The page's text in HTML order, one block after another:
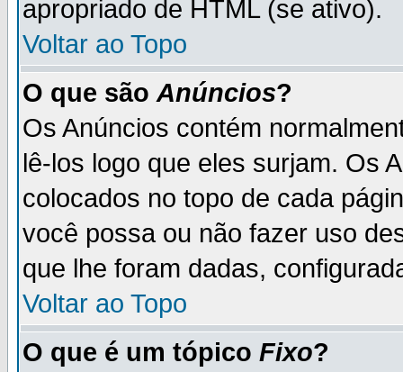
apropriado de HTML (se ativo).
Voltar ao Topo
O que são Anúncios?
Os Anúncios contém
lê-los logo que eles surjam. Os
colocados no topo de cada
você possa ou não fazer uso
que lhe foram dadas,
Voltar ao Topo
O que é um tópico Fixo?